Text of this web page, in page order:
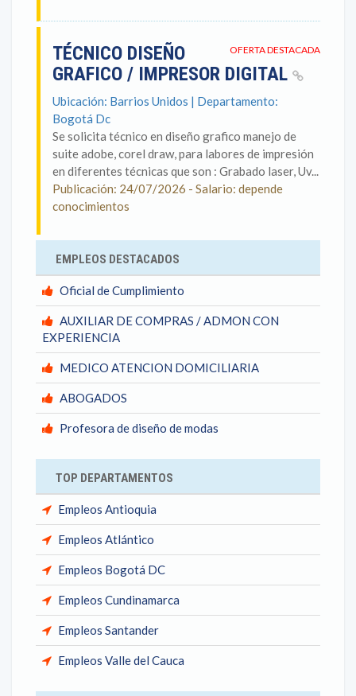
OFERTA DESTACADA
TÉCNICO DISEÑO
GRAFICO / IMPRESOR DIGITAL
Ubicación: Barrios Unidos | Departamento:
Bogotá Dc
Se solicita técnico en diseño grafico manejo de
suite adobe, corel draw, para labores de impresión
en diferentes técnicas que son : Grabado laser, Uv...
Publicación: 24/07/2026 - Salario: depende
conocimientos
EMPLEOS DESTACADOS
Oficial de Cumplimiento
AUXILIAR DE COMPRAS / ADMON CON
EXPERIENCIA
MEDICO ATENCION DOMICILIARIA
ABOGADOS
Profesora de diseño de modas
TOP DEPARTAMENTOS
Empleos Antioquia
Empleos Atlántico
Empleos Bogotá DC
Empleos Cundinamarca
Empleos Santander
Empleos Valle del Cauca